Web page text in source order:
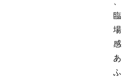
臨
場
感
あ
ふ